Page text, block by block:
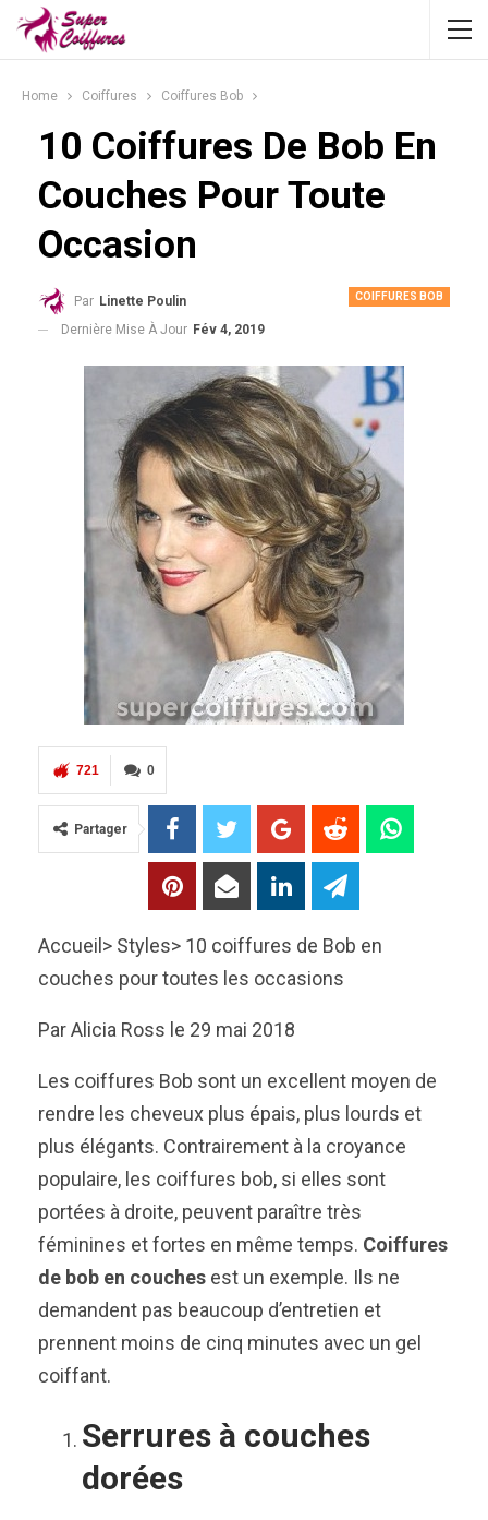
Home Coiffures Coiffures Bob
10 Coiffures De Bob En
Couches Pour Toute
Occasion
COIFFURES BOB
Par Linette Poulin
Dernière Mise À Jour Fév 4, 2019
0
721
Partager
Accueil> Styles> 10 coiffures de Bob en
couches pour toutes les occasions
Par Alicia Ross le 29 mai 2018
Les coiffures Bob sont un excellent moyen de
rendre les cheveux plus épais, plus lourds et
plus élégants. Contrairement à la croyance
populaire, les coiffures bob, si elles sont
portées à droite, peuvent paraître très
féminines et fortes en même temps. Coiffures
de bob en couches est un exemple. Ils ne
demandent pas beaucoup d’entretien et
prennent moins de cinq minutes avec un gel
coiffant.
Serrures à couches
dorées